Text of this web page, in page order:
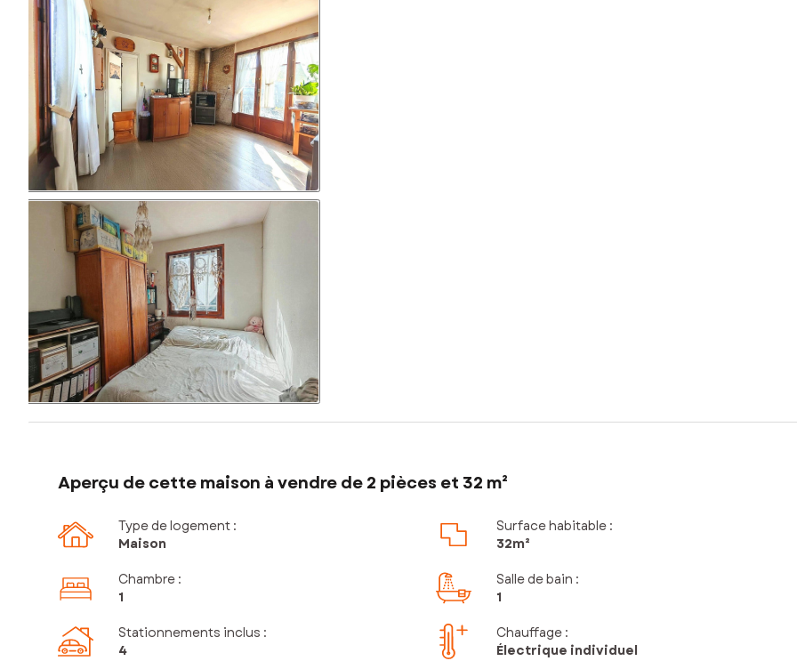
Aperçu de cette maison à vendre de 2 pièces et 32 m²
Type de logement :
Maison
Surface habitable :
32m²
Chambre :
1
Salle de bain :
1
Stationnements inclus :
4
Chauffage :
Électrique individuel